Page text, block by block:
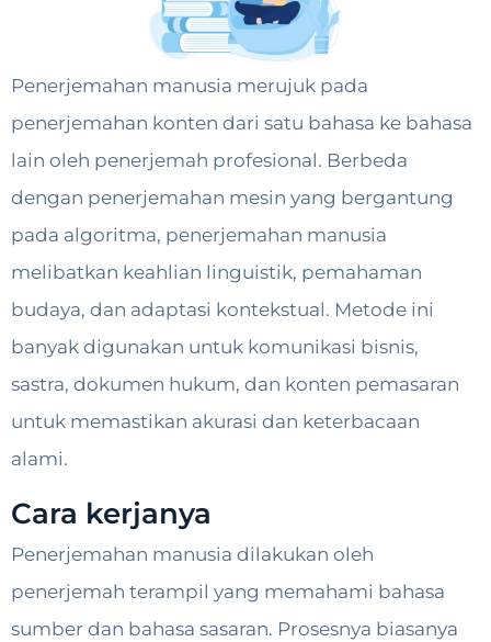
Penerjemahan manusia merujuk pada
penerjemahan konten dari satu bahasa ke bahasa
lain oleh penerjemah profesional. Berbeda
dengan penerjemahan mesin yang bergantung
pada algoritma, penerjemahan manusia
melibatkan keahlian linguistik, pemahaman
budaya, dan adaptasi kontekstual. Metode ini
banyak digunakan untuk komunikasi bisnis,
sastra, dokumen hukum, dan konten pemasaran
untuk memastikan akurasi dan keterbacaan
alami.
Cara kerjanya
Penerjemahan manusia dilakukan oleh
penerjemah terampil yang memahami bahasa
sumber dan bahasa sasaran. Prosesnya biasanya